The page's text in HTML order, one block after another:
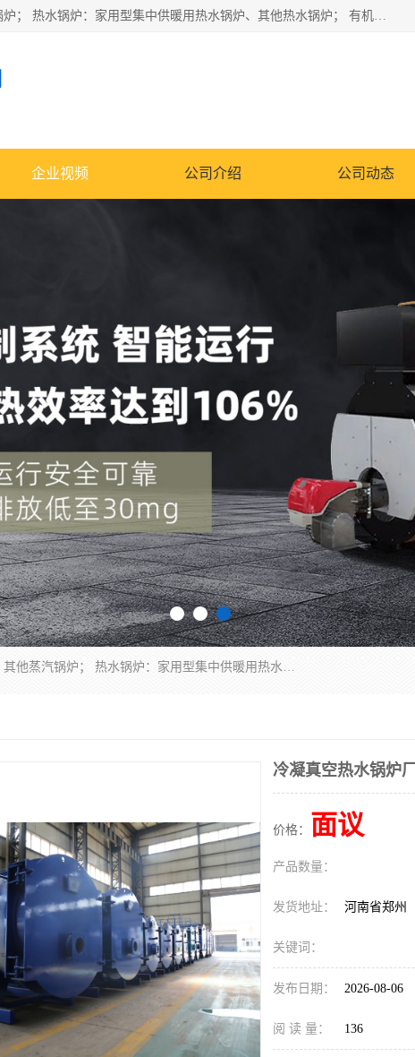
蒸汽锅炉：水管锅炉、火管锅炉、混合式锅炉、其他蒸汽锅炉； 热水锅炉：家用型集中供暖用热水锅炉、其他热水锅炉； 有机热载体锅炉； 船用蒸汽锅炉； （锅炉用辅助设备及装置）蒸汽冷凝器：表面冷凝器、混合式冷凝器、空冷式冷凝器、其他蒸汽冷凝器； 锅炉用辅助设备：节热器、蒸汽收集器、蓄能器、烟垢清除器、气体回收器、泥渣刮除器、空气预热器、其他锅炉用辅助设备；
企业视频 公司介绍 公司动态
蒸汽锅炉：水管锅炉、火管锅炉、混合式锅炉、其他蒸汽锅炉； 热水锅炉：家用型集中供暖用热水锅炉、其他热水锅炉； 有机热载体锅炉； 船用蒸汽锅炉； （锅炉用辅助设备及装置）蒸汽冷凝器：表面冷凝器、混合式冷凝器、空冷式冷凝器、其他蒸汽冷凝器； 锅炉用辅助设备：节热器、蒸汽收集器、蓄能器、烟垢清除器、气体回收器、泥渣刮除器、空气预热器、其他锅炉用辅助设备；
冷凝真空热水锅炉
价格： 面议
产品数量：
发货地址： 河南省郑州
关键词：
发布日期： 2026-08-06
阅 读 量： 136